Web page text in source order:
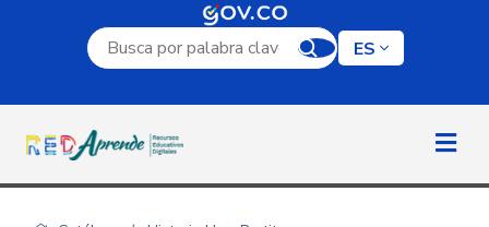
Campo de búsqueda por palabra clave
ES